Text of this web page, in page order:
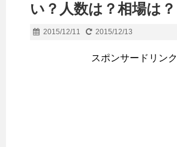
い？人数は？相場は？
2015/12/11 2015/12/13
スポンサードリンク